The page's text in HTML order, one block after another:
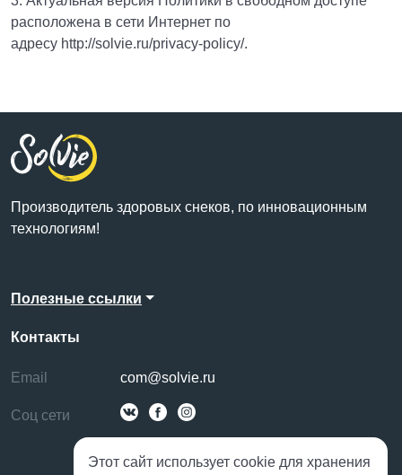
расположена в сети Интернет по
адресу http://solvie.ru/privacy-policy/.
Этот сайт использует cookie для хранения
Производитель здоровых снеков, по инновационным
технологиям!
Полезные ссылки
Контакты
Email com@solvie.ru
Соц сети